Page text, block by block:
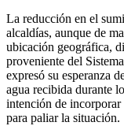
La reducción en el
alcaldías, aunque de
ubicación geográfica,
proveniente del
expresó su esperanza
agua recibida durante
intención de incorporar
para paliar la situación.